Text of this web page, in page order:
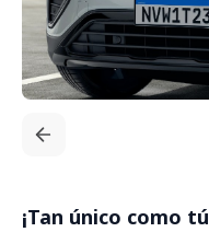
¡Tan único como